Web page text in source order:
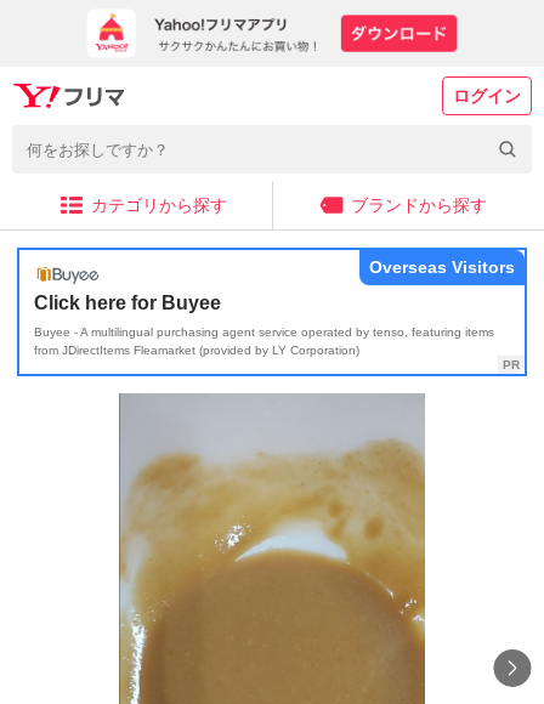
ログイン
カテゴリから探す ブランドから探す
Click here for Buyee
Buyee - A multilingual purchasing agent service operated by tenso, featuring items
from JDirectItems Fleamarket (provided by LY Corporation)
Overseas Visitors